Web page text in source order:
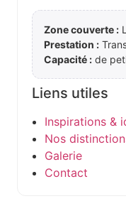
Zone couverte :
Prestation :
Capacité : de
Liens utiles
Inspirations &
Nos
Galerie
Contact